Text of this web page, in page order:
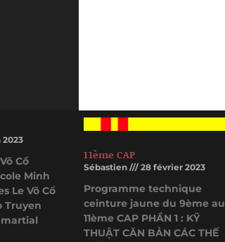
Cổ
Minh
Le Võ Cổ
Truyen
11ème CAP
Sébastien 28 février 2023
Programme technique
ceinture jaune du 9ème au
11ème CAP PHẦN 1 : KỸ
THUẬT CĂN BẢN CÁC THẾ